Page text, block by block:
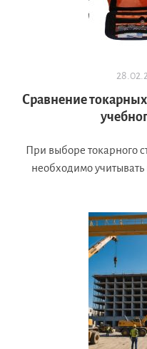
Сравнение
При выборе токарного
необходимо учитывать